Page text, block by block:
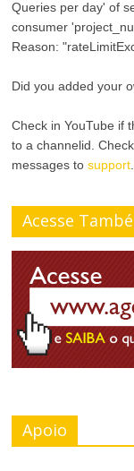
Queries per day' of
consumer
Reason:
Did you added your
Check in YouTube if
to a channelid.
messages tosupport.
Acesse
Apoio